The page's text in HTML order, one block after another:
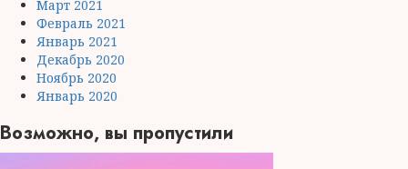
Март 2021
Февраль 2021
Январь 2021
Декабрь 2020
Ноябрь 2020
Январь 2020
Возможно, вы пропустили